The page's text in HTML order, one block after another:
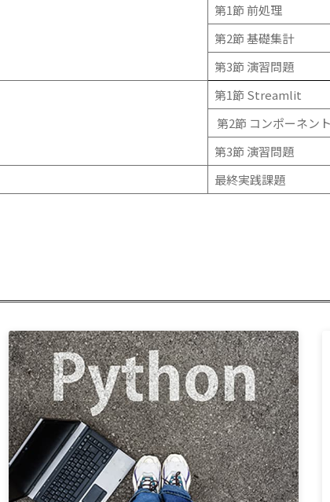
第1節 前処理
第2節 基礎集計
第3節 演習問題
第1節 Streamlit
第2節 コンポーネン
第3節 演習問題
最終実践課題